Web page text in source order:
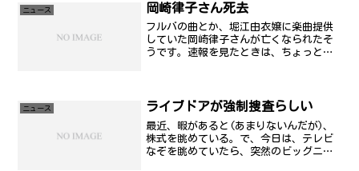
ニュース 岡崎律子さん死去
フルバの曲とか、堀江由衣嬢に楽曲提供
していた岡崎律子さんが亡くなられたそ
うです。速報を見たときは、ちょっと信
ニュース ライブドアが強制捜査らしい
最近、暇があると(あまりないんだが)、
株式を眺めている。で、今日は、テレビ
なぞを眺めていたら、突然のビッグニュ